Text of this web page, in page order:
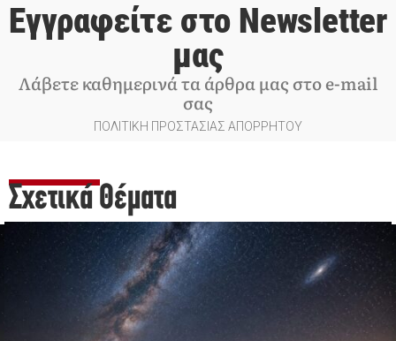
Εγγραφείτε στο Newsletter
μας
Λάβετε καθημερινά τα άρθρα μας στο e-mail
σας
ΠΟΛΙΤΙΚΗ ΠΡΟΣΤΑΣΙΑΣ ΑΠΟΡΡΗΤΟΥ
Σχετικά Θέματα